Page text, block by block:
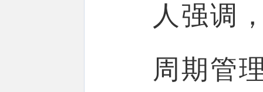
人强调
周期管